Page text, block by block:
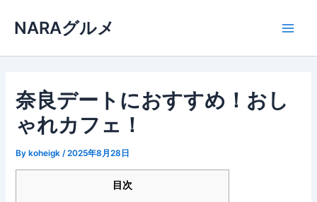
ス
NARAグルメ
奈良デートにおすすめ！おし
ゃれカフェ！
Bykoheigk /2025年8月28日
目次